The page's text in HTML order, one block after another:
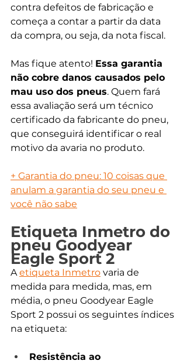
contra defeitos de fabricação e
começa a contar a partir da data
da compra, ou seja, da nota fiscal.
Mas fique atento! Essa garantia
não cobre danos causados pelo
mau uso dos pneus. Quem fará
essa avaliação será um técnico
certificado da fabricante do pneu,
que conseguirá identificar o real
motivo da avaria no produto.
+ Garantia do pneu: 10 coisas que
anulam a garantia do seu pneu e
você não sabe
Etiqueta Inmetro do
pneu Goodyear
Eagle Sport 2
A etiqueta Inmetro varia de
medida para medida, mas, em
média, o pneu Goodyear Eagle
Sport 2 possui os seguintes índices
na etiqueta:
Resistência ao